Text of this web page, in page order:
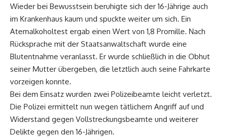
Wieder bei Bewusstsein beruhigte sich der 16-Jährige auch
im Krankenhaus kaum und spuckte weiter um sich. Ein
Atemalkoholtest ergab einen Wert von 1,8 Promille. Nach
Rücksprache mit der Staatsanwaltschaft wurde eine
Blutentnahme veranlasst. Er wurde schließlich in die Obhut
seiner Mutter übergeben, die letztlich auch seine Fahrkarte
vorzeigen konnte.
Bei dem Einsatz wurden zwei Polizeibeamte leicht verletzt.
Die Polizei ermittelt nun wegen tätlichem Angriff auf und
Widerstand gegen Vollstreckungsbeamte und weiterer
Delikte gegen den 16-Jährigen.